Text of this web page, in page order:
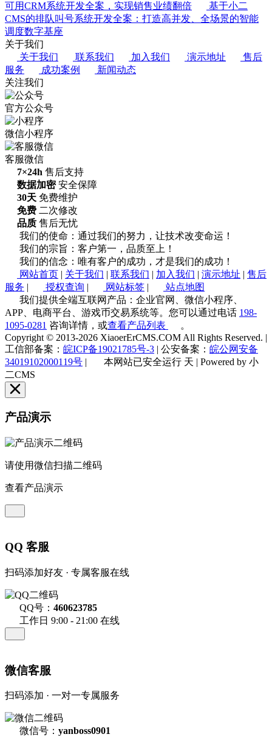
可用CRM系统开发全案，实现销售业绩翻倍
基于小二
CMS的排队叫号系统开发全案：打造高并发、全场景的智能
调度数字基座
关于我们
关于我们
联系我们 加入我们 演示地址
售后
服务
成功案例
新闻动态
关注我们
官方公众号
微信小程序
客服微信
7×24h 售后支持
数据加密安全保障
30天 免费维护
免费 二次修改
品质 售后无忧
我们的使命：通过我们的努力，让技术改变命运！
我们的宗旨：客户第一，品质至上！
我们的信念：唯有客户的成功，才是我们的成功！
网站首页 | 关于我们 | 联系我们 | 加入我们 | 演示地址 | 售后
服务 | 授权查询 | 网站标签 |
站点地图
我们提供全端互联网产品：企业官网、微信小程序、
APP、电商平台、游戏币交易系统等。您可以通过电话 198-
1095-0281 咨询详情，或查看产品列表
。
Copyright © 2013-2026 XiaoerErCMS.COM All Rights Reserved. |
工信部备案： 皖ICP备19021785号-3 | 公安备案： 皖公网安备
34019102000119号 | 本网站已安全运行 天 | Powered by 小
二CMS
产品演示
请使用微信扫描二维码
查看产品演示
QQ 客服
扫码添加好友 · 专属客服在线
QQ号： 460623785
工作日 9:00 - 21:00 在线
微信客服
扫码添加 · 一对一专属服务
微信号： yanboss0901